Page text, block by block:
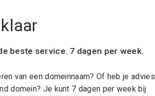
beste service. 7 dagen per week.
van een domeinnaam? Of heb je advies
domein? Je kunt 7 dagen per week bij